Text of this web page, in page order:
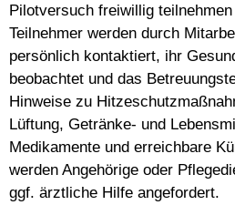
Pilotversuch freiwillig
Teilnehmer werden durch
persönlich kontaktiert, ihr
beobachtet und das
Hinweise zu
Lüftung, Getränke- und
Medikamente und erreichbare
werden Angehörige oder
ggf. ärztliche Hilfe angefordert.